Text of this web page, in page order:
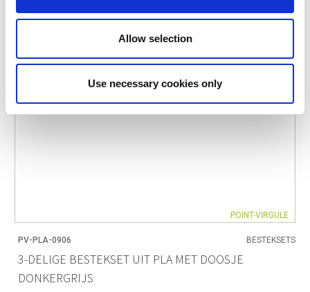
Allow selection
Use necessary cookies only
POINT-VIRGULE
PV-PLA-0906 BESTEKSETS
3-DELIGE BESTEKSET UIT PLA MET DOOSJE
DONKERGRIJS